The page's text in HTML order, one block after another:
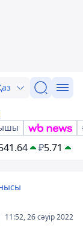
₽5.71
11:52, 26 сәуір 2022